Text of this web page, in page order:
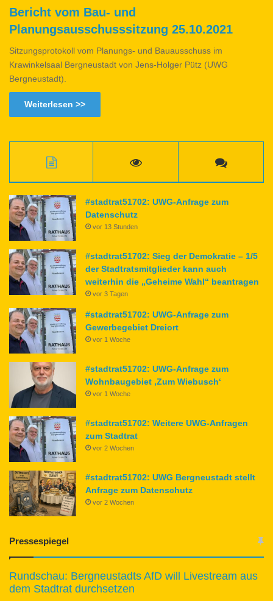
Bericht vom Bau- und
Planungsausschusssitzung 25.10.2021
Sitzungsprotokoll vom Planungs- und Bauausschuss im
Krawinkelsaal Bergneustadt von Jens-Holger Pütz (UWG
Bergneustadt).
Weiterlesen >>
#stadtrat51702: UWG-Anfrage zum
Datenschutz
vor 13 Stunden
#stadtrat51702: Sieg der Demokratie – 1/5
der Stadtratsmitglieder kann auch
weiterhin die „Geheime Wahl“ beantragen
vor 3 Tagen
#stadtrat51702: UWG-Anfrage zum
Gewerbegebiet Dreiort
vor 1 Woche
#stadtrat51702: UWG-Anfrage zum
Wohnbaugebiet ‚Zum Wiebusch‘
vor 1 Woche
#stadtrat51702: Weitere UWG-Anfragen
zum Stadtrat
vor 2 Wochen
#stadtrat51702: UWG Bergneustadt stellt
Anfrage zum Datenschutz
vor 2 Wochen
Pressespiegel
Rundschau: Bergneustadts AfD will Livestream aus
dem Stadtrat durchsetzen